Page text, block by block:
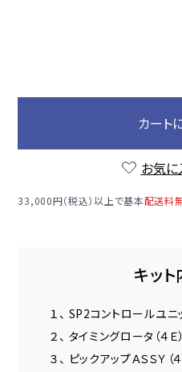
カート
お気に
33,000円（税込）以上で基本配送料
キッ
１、 SP2コントロールユニッ
２、 タイミングロータ（４Ｅ）
３、 ピックアップＡＳＳＹ（